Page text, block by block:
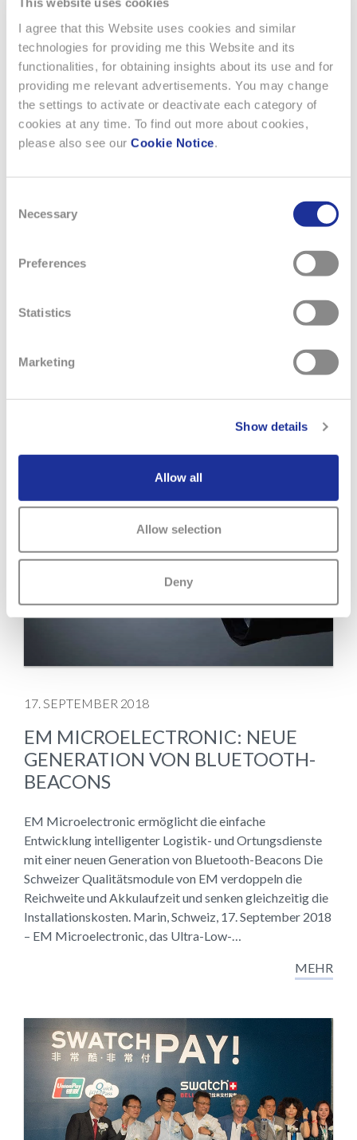
I agree that this Website uses cookies and similar
technologies for providing me this Website and its
functionalities, for obtaining insights about its use and for
providing me relevant advertisements. You may change
the settings to activate or deactivate each category of
cookies at any time. To find out more about cookies,
please also see our Cookie Notice.
Selection
Necessary
Preferences
Statistics
Marketing
Show details
Allow all
Allow selection
Deny
19. OKTOBER 2020
em|echo-V, die ganzheitliche Omnichannel-RAINFC-
Lösung von EM Microelectronic, ein Unternehmender
Swatch Group erhält prestigeträchtige
EM Microelectronic, das Halbleiterunternehmen der
Swatch Group mit geringstem Stromverbrauch, ist seit
MEHR
17. SEPTEMBER 2018
EM MICROELECTRONIC: NEUE
GENERATION VON BLUETOOTH-
BEACONS
EM Microelectronic ermöglicht die einfache
Entwicklung intelligenter Logistik- und Ortungsdienste
mit einer neuen Generation von Bluetooth-Beacons Die
Schweizer Qualitätsmodule von EM verdoppeln die
Reichweite und Akkulaufzeit und senken gleichzeitig die
Installationskosten. Marin, Schweiz, 17. September 2018
– EM Microelectronic, das Ultra-Low-…
MEHR